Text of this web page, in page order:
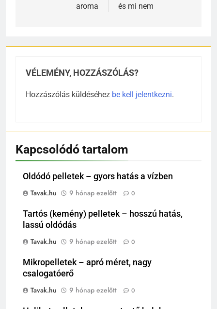
aroma
és mi nem
VÉLEMÉNY, HOZZÁSZÓLÁS?
Hozzászólás küldéséhez be kell jelentkezni.
Kapcsolódó tartalom
Oldódó pelletek – gyors hatás a vízben
Tavak.hu
9 hónap ezelőtt 0
Tartós (kemény) pelletek – hosszú hatás,
lassú oldódás
Tavak.hu
9 hónap ezelőtt 0
Mikropelletek – apró méret, nagy
csalogatóerő
Tavak.hu
9 hónap ezelőtt 0